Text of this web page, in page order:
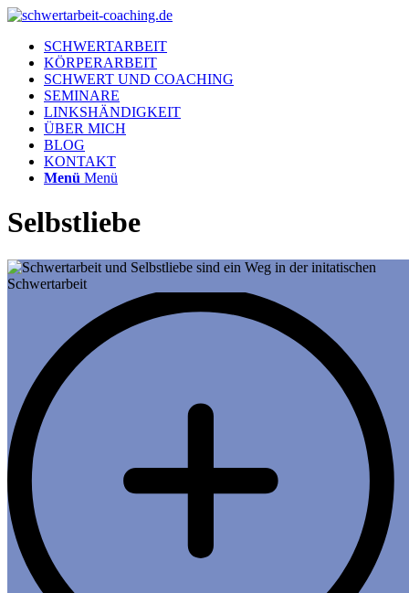
SCHWERTARBEIT
KÖRPERARBEIT
SCHWERT UND COACHING
SEMINARE
LINKSHÄNDIGKEIT
ÜBER MICH
BLOG
KONTAKT
Menü Menü
Selbstliebe